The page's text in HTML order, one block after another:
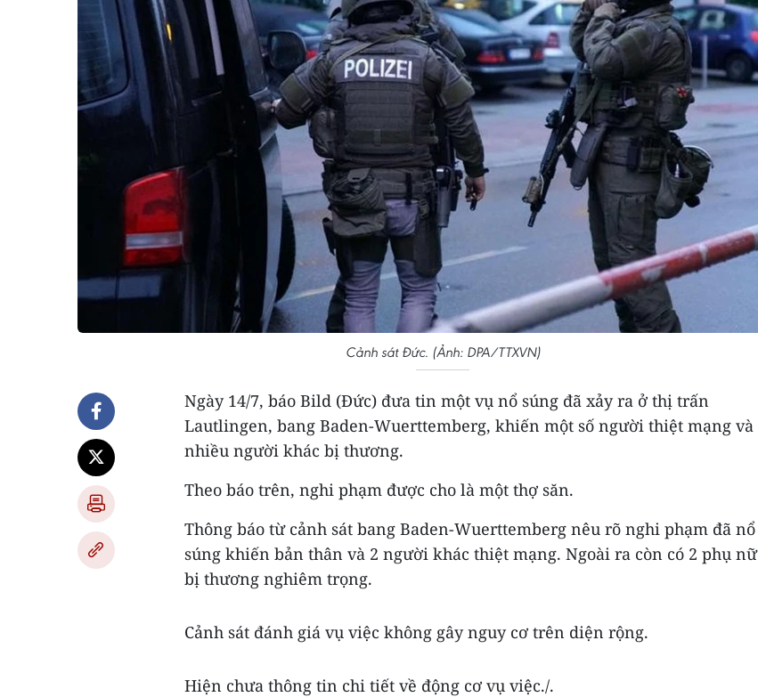
Cảnh sát Đức. (Ảnh: DPA/TTXVN)
Ngày 14/7, báo Bild (Đức) đưa tin một vụ nổ súng đã xảy ra ở thị trấn
Lautlingen, bang Baden-Wuerttemberg, khiến một số người thiệt mạng và
nhiều người khác bị thương.
Theo báo trên, nghi phạm được cho là một thợ săn.
Thông báo từ cảnh sát bang Baden-Wuerttemberg nêu rõ nghi phạm đã nổ
súng khiến bản thân và 2 người khác thiệt mạng. Ngoài ra còn có 2 phụ nữ
bị thương nghiêm trọng.
Cảnh sát đánh giá vụ việc không gây nguy cơ trên diện rộng.
Hiện chưa thông tin chi tiết về động cơ vụ việc./.